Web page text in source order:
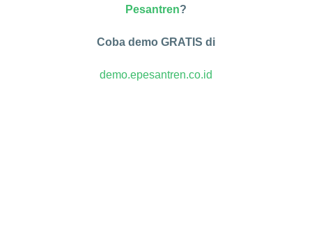
Pesantren?
Coba demo GRATIS di
demo.epesantren.co.id